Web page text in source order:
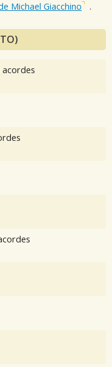
Michael Giacchino .
acordes